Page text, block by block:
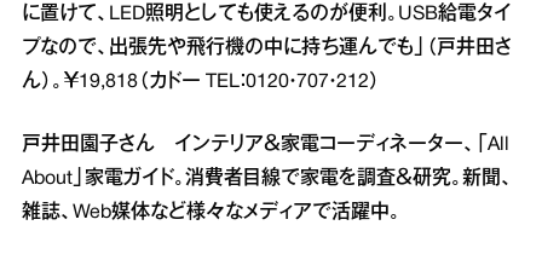
に置けて、LED照明としても使えるのが便利。USB給電タイ
プなので、出張先や飛行機の中に持ち運んでも」（戸井田さ
ん）。￥19,818（カドー TEL：0120・707・212）
戸井田園子さん インテリア＆家電コーディネーター、「All
About」家電ガイド。消費者目線で家電を調査＆研究。新聞、
雑誌、Web媒体など様々なメディアで活躍中。